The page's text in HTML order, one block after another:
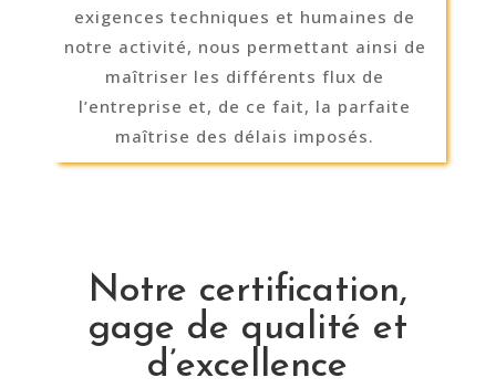
exigences techniques et humaines de
notre activité, nous permettant ainsi de
maîtriser les différents flux de
l’entreprise et, de ce fait, la parfaite
maîtrise des délais imposés.
Notre certification,
gage de qualité et
d’excellence